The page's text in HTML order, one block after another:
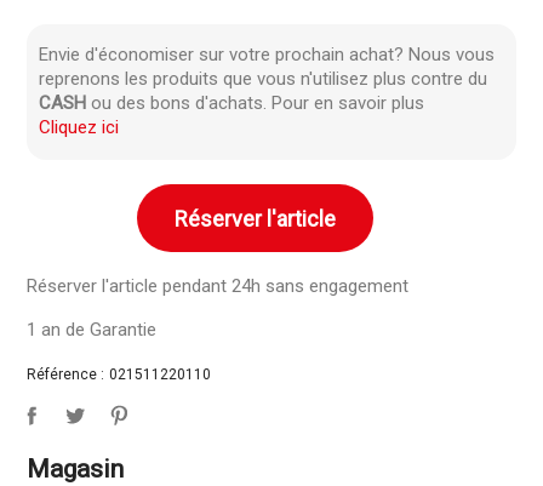
Envie d'économiser sur votre prochain achat? Nous vous
reprenons les produits que vous n'utilisez plus contre du
CASH ou des bons d'achats. Pour en savoir plus
Cliquez ici
Réserver l'article
Réserver l'article pendant 24h sans engagement
1 an de Garantie
Référence : 021511220110
Magasin